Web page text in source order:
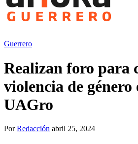
Guerrero
Realizan foro para
violencia de género
UAGro
PorRedacción abril 25, 2024